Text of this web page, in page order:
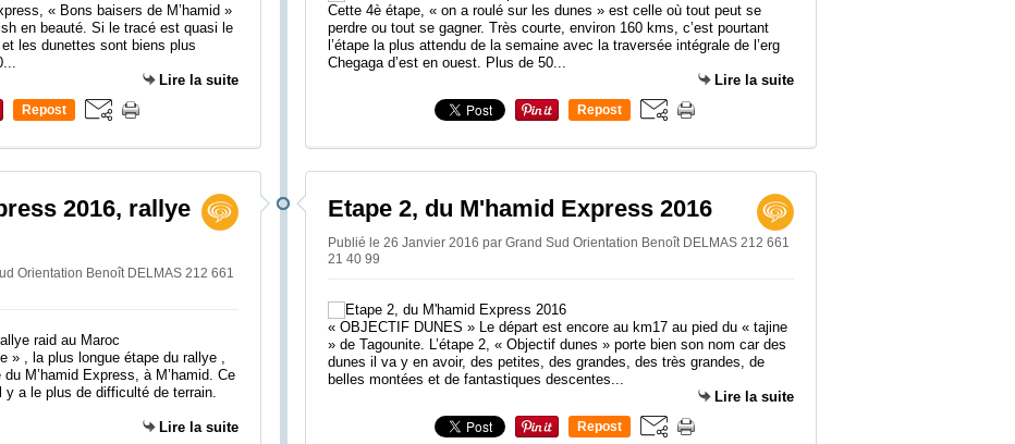
« Bons baisers de M’hamid »
en beauté. Si le tracé est quasi le
les dunettes sont biens plus
Lire la suite
Repost
2016, rallye
Orientation Benoît DELMAS 212 661
» , la plus longue étape du rallye ,
M’hamid Express, à M’hamid. Ce
y a le plus de difficulté de terrain.
Lire la suite
Cette 4è étape, « on a roulé sur les dunes » est celle où tout peut se
perdre ou tout se gagner. Très courte, environ 160 kms, c’est pourtant
l’étape la plus attendu de la semaine avec la traversée intégrale de l’erg
Chegaga d’est en ouest. Plus de 50...
Lire la suite
Repost
Etape 2, du M'hamid Express 2016
Publié le 26 Janvier 2016 par Grand Sud Orientation Benoît DELMAS 212 661
21 40 99
« OBJECTIF DUNES » Le départ est encore au km17 au pied du « tajine
» de Tagounite. L’étape 2, « Objectif dunes » porte bien son nom car des
dunes il va y en avoir, des petites, des grandes, des très grandes, de
belles montées et de fantastiques descentes...
Lire la suite
Repost